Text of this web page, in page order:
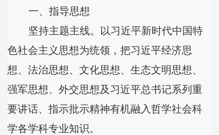
一、指导思想
坚持主题主线。
以习近平新时代中国特
色社会主义思想为统领，把习近平经济思
想、法治思想、文化思想、生态文明思想、
强军思想、外交思想及习近平总书记系列重
要讲话、指示批示精神有机融入哲学社会科
学各学科专业知识。